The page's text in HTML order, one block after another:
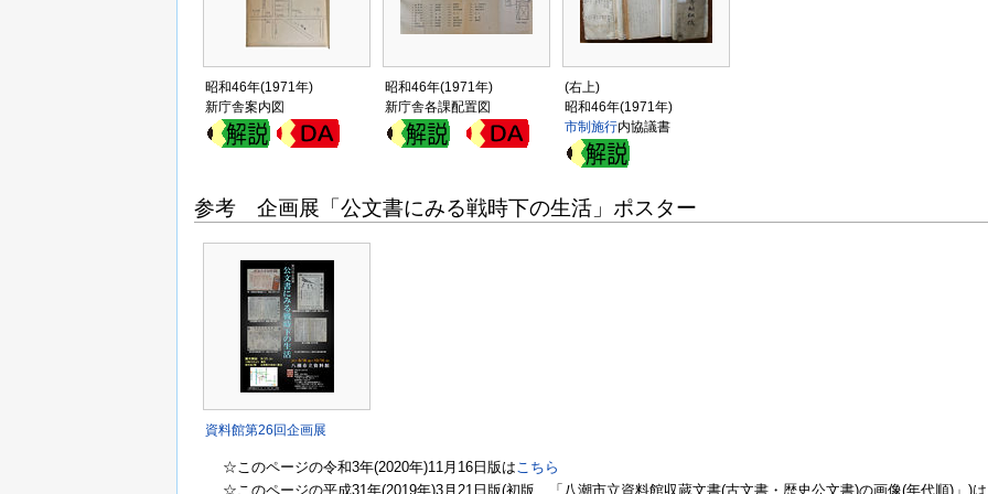
昭和46年(1971年)
新庁舎案内図
昭和46年(1971年)
新庁舎各課配置図
(右上)
昭和46年(1971年)
市制施行内協議書
参考 企画展「公文書にみる戦時下の生活」ポスター
資料館第26回企画展
☆このページの令和3年(2020年)11月16日版はこちら
☆このページの平成31年(2019年)3月21日版(初版、「八潮市立資料館収蔵文書(古文書・歴史公文書)の画像(年代順)」)は